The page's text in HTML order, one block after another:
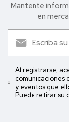
Mantente
en
Al registrarse,
comunicaciones
y eventos que
Puede retirar su